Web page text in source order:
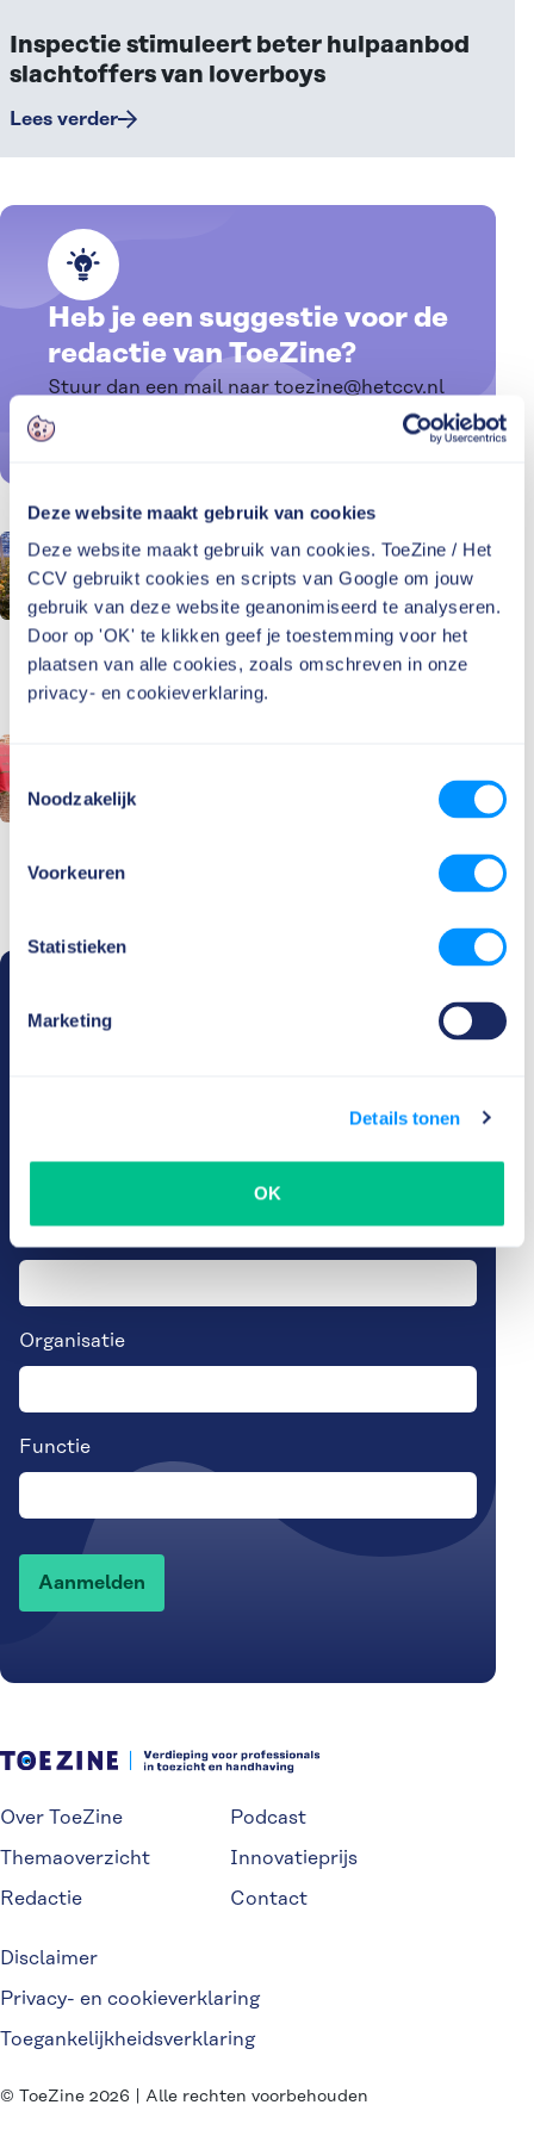
Deze website maakt gebruik van cookies
Deze website maakt gebruik van cookies. ToeZine / Het
CCV gebruikt cookies en scripts van Google om jouw
gebruik van deze website geanonimiseerd te analyseren.
Door op 'OK' te klikken geef je toestemming voor het
plaatsen van alle cookies, zoals omschreven in onze
privacy- en cookieverklaring.
Toestemmingsselectie
Noodzakelijk
Voorkeuren
Statistieken
Marketing
Details tonen
OK
Inspectie stimuleert beter hulpaanbod
slachtoffers van loverboys
Lees verder
Heb je een suggestie voor de
redactie van ToeZine?
Stuur dan een mail naar toezine@hetccv.nl
Alle artikelenToezichthouders komen in
actie om signalen van
mensenhandel te
herkennen
Lees verder
mailbox Abonneren op ToeZine is gratis.
Of volg ons via
Organisatie
Functie
Over ToeZine
Themaoverzicht
Redactie
Podcast
Innovatieprijs
Contact
Disclaimer
Privacy- en cookieverklaring
Toegankelijkheidsverklaring
© ToeZine 2026 | Alle rechten voorbehouden